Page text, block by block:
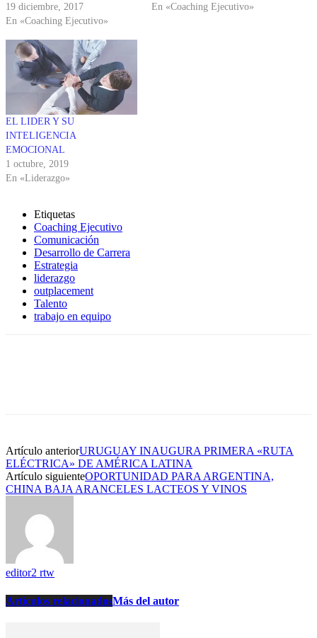
19 diciembre, 2017
En «Coaching Ejecutivo»
En «Coaching Ejecutivo»
EL LIDER Y SU
INTELIGENCIA
EMOCIONAL
1 octubre, 2019
En «Liderazgo»
Etiquetas
Coaching Ejecutivo
Comunicación
Desarrollo de Carrera
Estrategia
liderazgo
outplacement
Talento
trabajo en equipo
Artículo anteriorURUGUAY INAUGURA PRIMERA «RUTA
ELÉCTRICA» DE AMÉRICA LATINA
Artículo siguienteOPORTUNIDAD PARA ARGENTINA,
CHINA BAJA ARANCELES LACTEOS Y VINOS
editor2 rtw
Artículos relacionadosMás del autor